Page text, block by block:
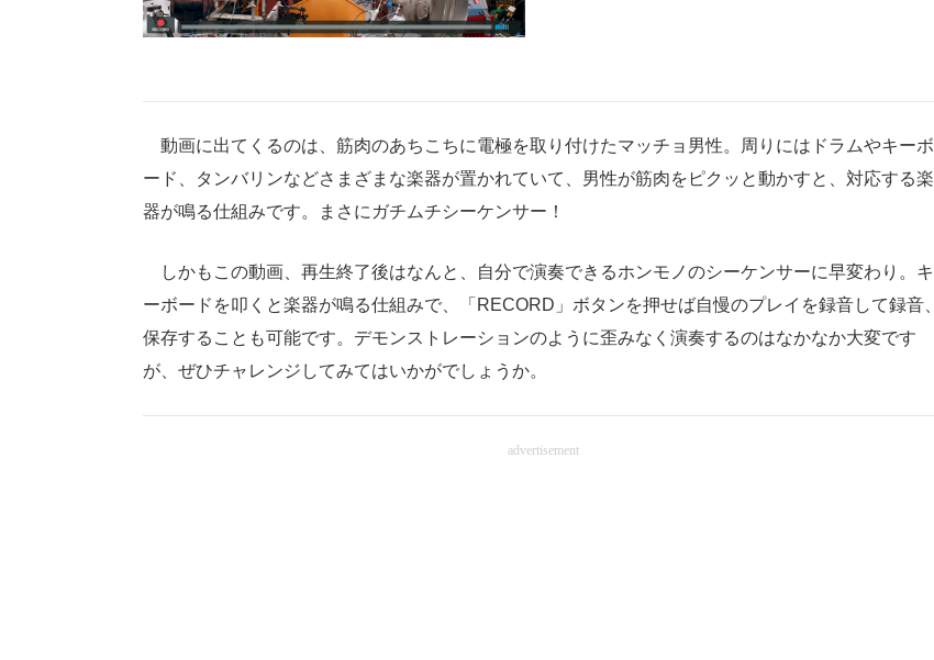
動画に出てくるのは、筋肉のあちこちに電極を取り付けたマッチョ男性。周りにはドラムやキーボ
ード、タンバリンなどさまざまな楽器が置かれていて、男性が筋肉をピクッと動かすと、対応する楽
器が鳴る仕組みです。まさにガチムチシーケンサー！
しかもこの動画、再生終了後はなんと、自分で演奏できるホンモノのシーケンサーに早変わり。キ
ーボードを叩くと楽器が鳴る仕組みで、「RECORD」ボタンを押せば自慢のプレイを録音して録音、
保存することも可能です。デモンストレーションのように歪みなく演奏するのはなかなか大変です
が、ぜひチャレンジしてみてはいかがでしょうか。
advertisement